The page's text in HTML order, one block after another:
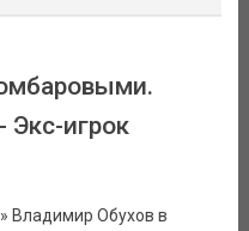
Экс-игрок
Владимир Обухов в